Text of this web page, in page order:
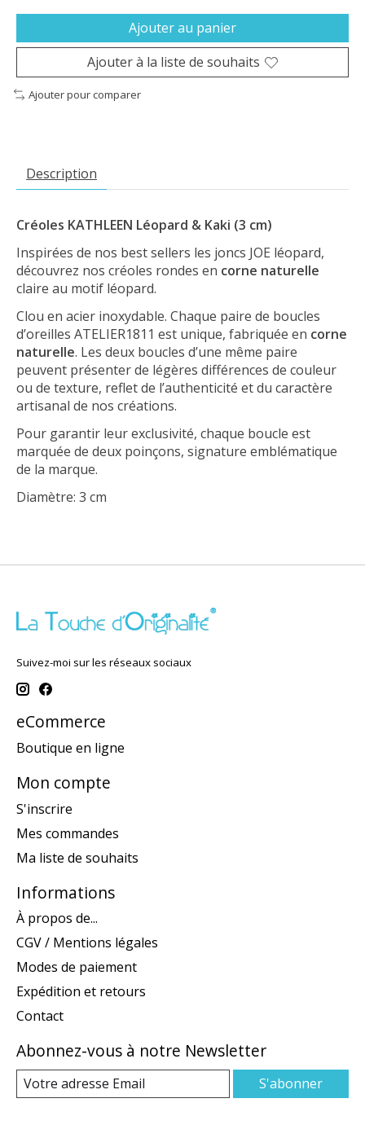
Ajouter au panier
Ajouter à la liste de souhaits
Ajouter pour comparer
Description
Créoles KATHLEEN Léopard & Kaki (3 cm)
Inspirées de nos best sellers les joncs JOE léopard,
découvrez nos créoles rondes en corne naturelle
claire au motif léopard.
Clou en acier inoxydable. Chaque paire de boucles
d’oreilles ATELIER1811 est unique, fabriquée en corne
naturelle. Les deux boucles d’une même paire
peuvent présenter de légères différences de couleur
ou de texture, reflet de l’authenticité et du caractère
artisanal de nos créations.
Pour garantir leur exclusivité, chaque boucle est
marquée de deux poinçons, signature emblématique
de la marque.
Diamètre: 3 cm
Suivez-moi sur les réseaux sociaux
eCommerce
Boutique en ligne
Mon compte
S'inscrire
Mes commandes
Ma liste de souhaits
Informations
À propos de...
CGV / Mentions légales
Modes de paiement
Expédition et retours
Contact
Abonnez-vous à notre Newsletter
S'abonner